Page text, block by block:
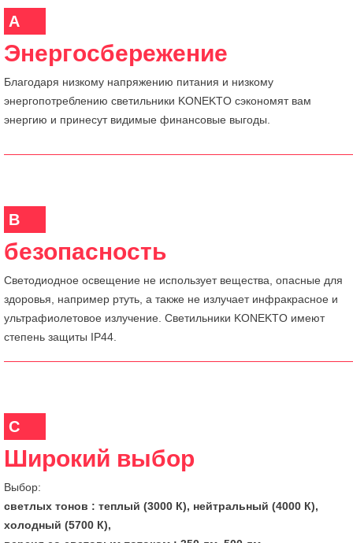
A
Энергосбережение
Благодаря низкому напряжению питания и низкому
энергопотреблению светильники KONEKTO сэкономят вам
энергию и принесут видимые финансовые выгоды.
B
безопасность
Светодиодное освещение не использует вещества, опасные для
здоровья, например ртуть, а также не излучает инфракрасное и
ультрафиолетовое излучение. Светильники KONEKTO имеют
степень защиты IP44.
C
Широкий выбор
Выбор:
светлых тонов : теплый (3000 К), нейтральный (4000 К),
холодный (5700 К),